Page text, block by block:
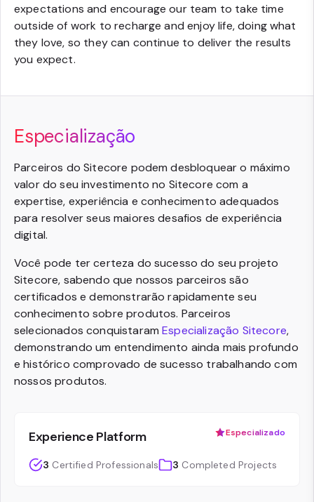
expectations and encourage our team to take time
outside of work to recharge and enjoy life, doing what
they love, so they can continue to deliver the results
you expect.
Especialização
Parceiros do Sitecore podem desbloquear o máximo
valor do seu investimento no Sitecore com a
expertise, experiência e conhecimento adequados
para resolver seus maiores desafios de experiência
digital.
Você pode ter certeza do sucesso do seu projeto
Sitecore, sabendo que nossos parceiros são
certificados e demonstrarão rapidamente seu
conhecimento sobre produtos. Parceiros
selecionados conquistaramEspecialização Sitecore,
demonstrando um entendimento ainda mais profundo
e histórico comprovado de sucesso trabalhando com
nossos produtos.
Experience Platform Especializado
3 Certified Professionals 3 Completed Projects